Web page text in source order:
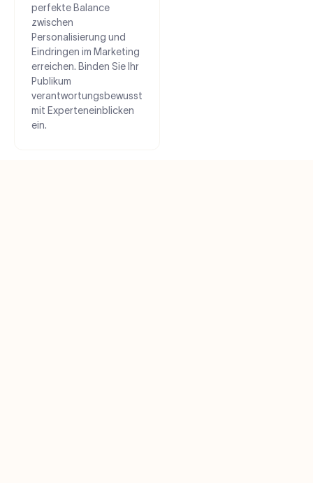
perfekte Balance
zwischen
Personalisierung und
Eindringen im Marketing
erreichen. Binden Sie Ihr
Publikum
verantwortungsbewusst
mit Experteneinblicken
ein.